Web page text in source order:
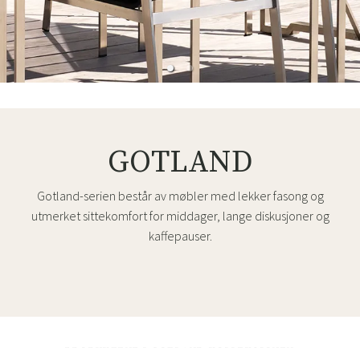
GOTLAND
Gotland-serien består av møbler med lekker fasong og
utmerket sittekomfort for middager, lange diskusjoner og
kaffepauser.